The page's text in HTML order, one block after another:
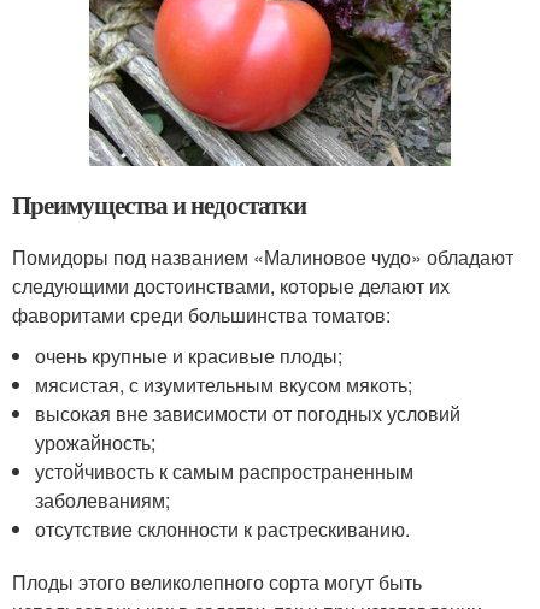
Преимущества и недостатки
Помидоры под названием «Малиновое чудо» обладают
следующими достоинствами, которые делают их
фаворитами среди большинства томатов:
очень крупные и красивые плоды;
мясистая, с изумительным вкусом мякоть;
высокая вне зависимости от погодных условий
урожайность;
устойчивость к самым распространенным
заболеваниям;
отсутствие склонности к растрескиванию.
Плоды этого великолепного сорта могут быть